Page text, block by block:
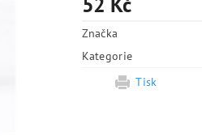
Značka
Kategorie
Tisk